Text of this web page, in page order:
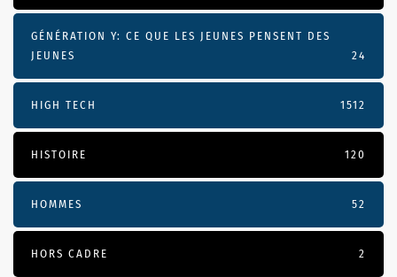
GÉNÉRATION Y: CE QUE LES JEUNES PENSENT DES
JEUNES
24
HIGH TECH 1512
HISTOIRE 120
HOMMES 52
HORS CADRE 2